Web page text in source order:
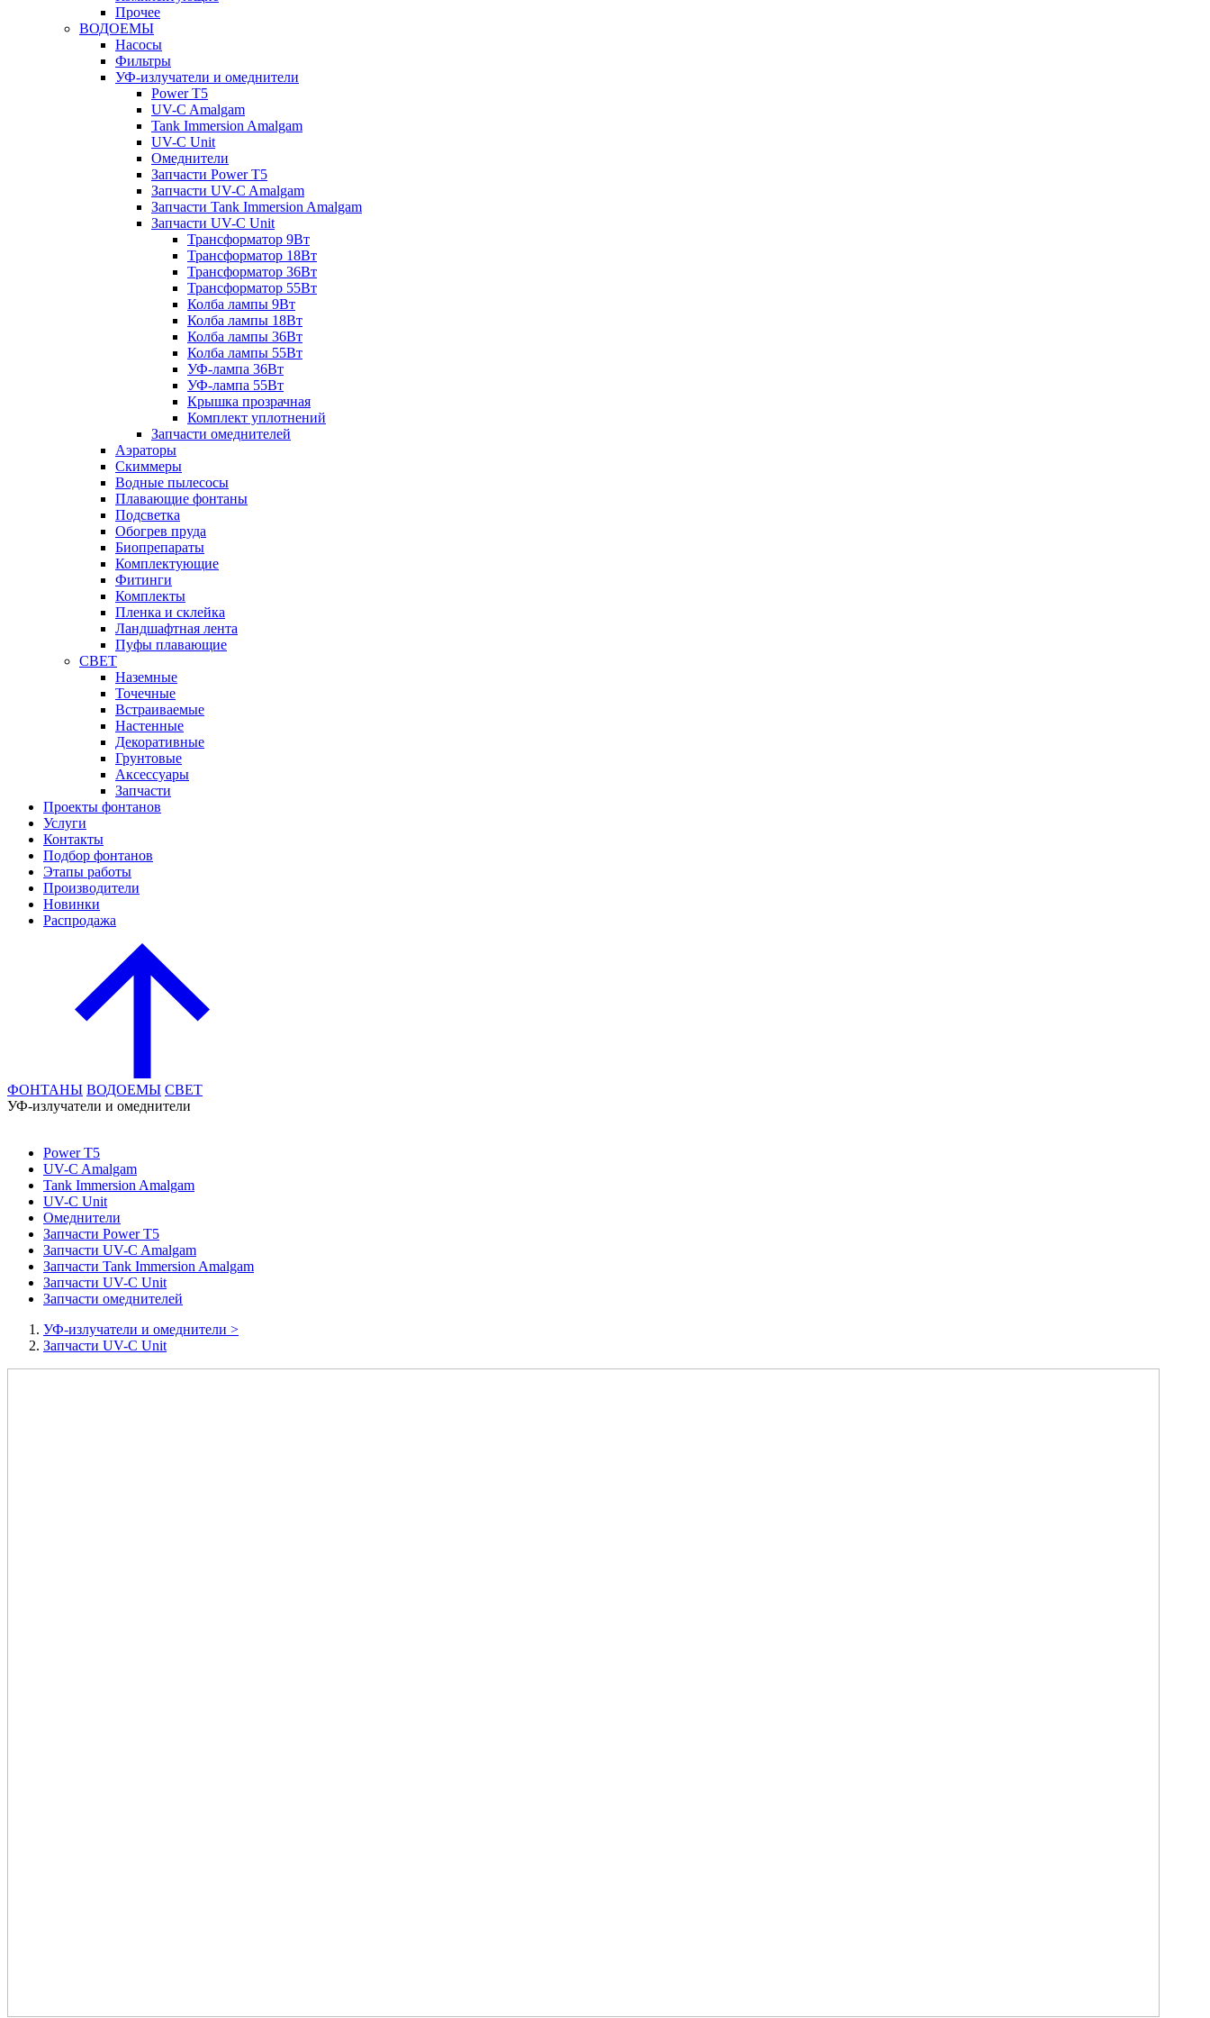
Прочее
ВОДОЕМЫ
Насосы
Фильтры
УФ-излучатели и омеднители
Power T5
UV-C Amalgam
Tank Immersion Amalgam
UV-C Unit
Омеднители
Запчасти Power T5
Запчасти UV-C Amalgam
Запчасти Tank Immersion Amalgam
Запчасти UV-C Unit
Трансформатор 9Вт
Трансформатор 18Вт
Трансформатор 36Вт
Трансформатор 55Вт
Колба лампы 9Вт
Колба лампы 18Вт
Колба лампы 36Вт
Колба лампы 55Вт
УФ-лампа 36Вт
УФ-лампа 55Вт
Крышка прозрачная
Комплект уплотнений
Запчасти омеднителей
Аэраторы
Cкиммеры
Водные пылесосы
Плавающие фонтаны
Подсветка
Обогрев пруда
Биопрепараты
Комплектующие
Фитинги
Комплекты
Пленка и склейка
Ландшафтная лента
Пуфы плавающие
СВЕТ
Наземные
Точечные
Встраиваемые
Настенные
Декоративные
Грунтовые
Аксессуары
Запчасти
Проекты фонтанов
Услуги
Контакты
Подбор фонтанов
Этапы работы
Производители
Новинки
Распродажа
ФОНТАНЫ ВОДОЕМЫ СВЕТ
УФ-излучатели и омеднители
Power T5
UV-C Amalgam
Tank Immersion Amalgam
UV-C Unit
Омеднители
Запчасти Power T5
Запчасти UV-C Amalgam
Запчасти Tank Immersion Amalgam
Запчасти UV-C Unit
Запчасти омеднителей
УФ-излучатели и омеднители >
Запчасти UV-C Unit